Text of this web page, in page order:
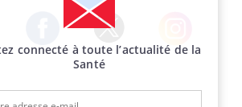
Facebook Twitter Instagram
connecté à toute l’actualité de la
Santé